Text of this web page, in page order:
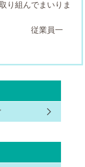
り組んでまいりま
一